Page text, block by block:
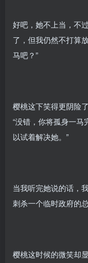
好吧，她不上当，不
了，但我仍然不打算
马吧？”
樱桃这下笑得更阴险
“没错，你将孤身一
以试着解决她。”
当我听完她说的话，
刺杀一个临时政府的
樱桃这时候的微笑却